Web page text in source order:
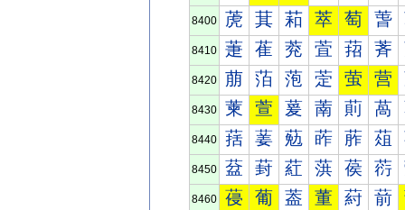
8400 萀 萁 萂 萃 萄 萅
8410 萐 萑 萒 萓 萔 萕
8420 萠 萡 萢 萣 萤 营
8430 萰 萱 萲 萳 萴 萵
8440 葀 葁 葂 葃 葄 葅
8450 葐 葑 葒 葓 葔 葕
8460 葠 葡 葢 董 葤 葥